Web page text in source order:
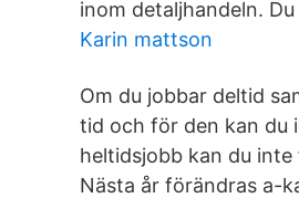
inom detaljhandeln.
Karin mattson
Om du jobbar deltid
tid och för den kan du
heltidsjobb kan du
Nästa år förändras a-